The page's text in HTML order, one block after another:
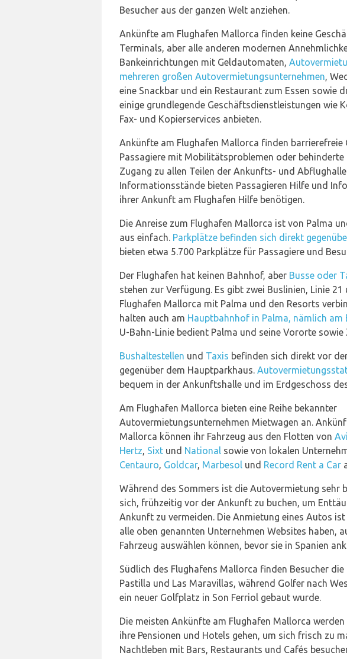
Besucher aus der ganzen Welt anziehen.
Ankünfte am Flughafen Mallorca finden keine
Terminals, aber alle anderen modernen
Bankeinrichtungen mit Geldautomaten,
mehreren großen Autovermietungsunternehmen,
eine Snackbar und ein Restaurant zum Essen sowie
einige grundlegende Geschäftsdienstleistungen wie
Fax- und Kopierservices anbieten.
Ankünfte am Flughafen Mallorca finden barrierefreie
Passagiere mit Mobilitätsproblemen oder behinderte
Zugang zu allen Teilen der Ankunfts- und
Informationsstände bieten Passagieren Hilfe und
ihrer Ankunft am Flughafen Hilfe benötigen.
Die Anreise zum Flughafen Mallorca ist von Palma
aus einfach. Parkplätze befinden sich direkt
bieten etwa 5.700 Parkplätze für Passagiere und
Der Flughafen hat keinen Bahnhof, aber Busse oder
stehen zur Verfügung. Es gibt zwei Buslinien, Linie 21
Flughafen Mallorca mit Palma und den Resorts
halten auch am Hauptbahnhof in Palma, nämlich
U-Bahn-Linie bedient Palma und seine Vororte
Bushaltestellen und Taxis befinden sich direkt vor
gegenüber dem Hauptparkhaus.
bequem in der Ankunftshalle und im Erdgeschoss
Am Flughafen Mallorca bieten eine Reihe bekannter
Autovermietungsunternehmen Mietwagen an.
Mallorca können ihr Fahrzeug aus den Flotten von
Hertz, Sixt und National sowie von lokalen
Centauro, Goldcar, Marbesol und Record Rent a Car
Während des Sommers ist die Autovermietung sehr
sich, frühzeitig vor der Ankunft zu buchen, um
Ankunft zu vermeiden. Die Anmietung eines Autos
alle oben genannten Unternehmen Websites haben,
Fahrzeug auswählen können, bevor sie in Spanien
Südlich des Flughafens Mallorca finden Besucher
Pastilla und Las Maravillas, während Golfer nach
ein neuer Golfplatz in Son Ferriol gebaut wurde.
Die meisten Ankünfte am Flughafen Mallorca
ihre Pensionen und Hotels gehen, um sich frisch zu
Nachtleben mit Bars, Restaurants und Cafés